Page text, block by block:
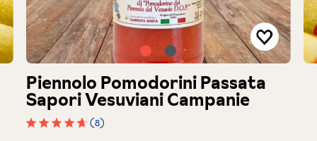
Piennolo Pomodorini Passata
Sapori Vesuviani Campanie
(8)